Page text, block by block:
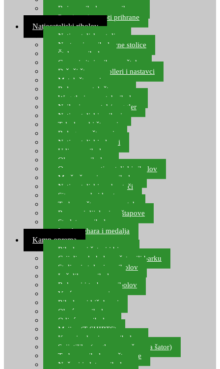
Boje za ribolovnu prihranu
Provjereni recepti prihrane
Natjecateljski ribolov
Natjecateljske stolice
Nastavci za ribolovne stolice
Šteke za ribolov
Gume i sitni pribor za šteku
Držači štapova rolleri i nastavci
Match štapovi
Role za match štapove
Waggleri za match ribolov
Najloni za match/waggler
Natjecateljski najloni
Teleskopski štapovi
Bolognese štapovi
Natjecateljski plovci
Udice za ribolov
Olovo za ribolov
Oprema za natjecateljski ribolov
Mreže čuvarice za ribolov
Natjecateljski podmetači
Sito, posude i kante
Torbe za štapove – match
Rezervni dijelovi za štapove
Starlete za ribolov
Izrada pehara i medalja
Kamp oprema
Ribolovni šatori i bivvy
Grijalice, kuhala za šator ili barku
Stolice i stolovi za ribolov
Ležaljke za ribolov
Ruksaci i torbe za ribolov
Vreće za spavanje
Ribolovni kišobrani
Obuća za ribolov
Odjeća za ribolov
Majice (T-SHIRTS)
Kape i rukavice za ribolov
Svijetiljke (naglavne, ručne, za šator)
Torbe za ribolovne štapove
Noževi i alat za ribolov